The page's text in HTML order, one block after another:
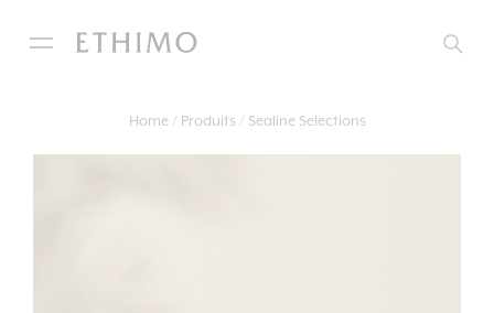
Home Produits Sealine Selections